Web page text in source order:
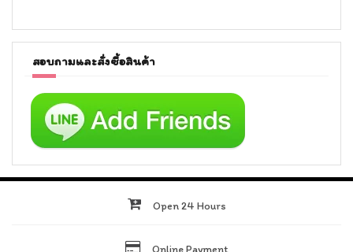
สอบถามและสั่งซื้อสินค้า
Open 24 Hours
Online Payment